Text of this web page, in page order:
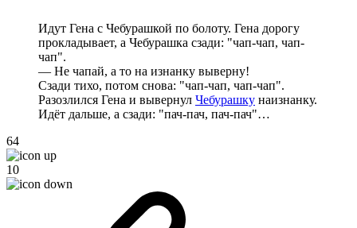
Идут Гена с Чебурашкой по болоту. Гена дорогу
прокладывает, а Чебурашка сзади: "чап-чап, чап-
чап".
— Не чапай, а то на изнанку выверну!
Сзади тихо, потом снова: "чап-чап, чап-чап".
Разозлился Гена и вывернул Чебурашку наизнанку.
Идёт дальше, а сзади: "пач-пач, пач-пач"…
64
10